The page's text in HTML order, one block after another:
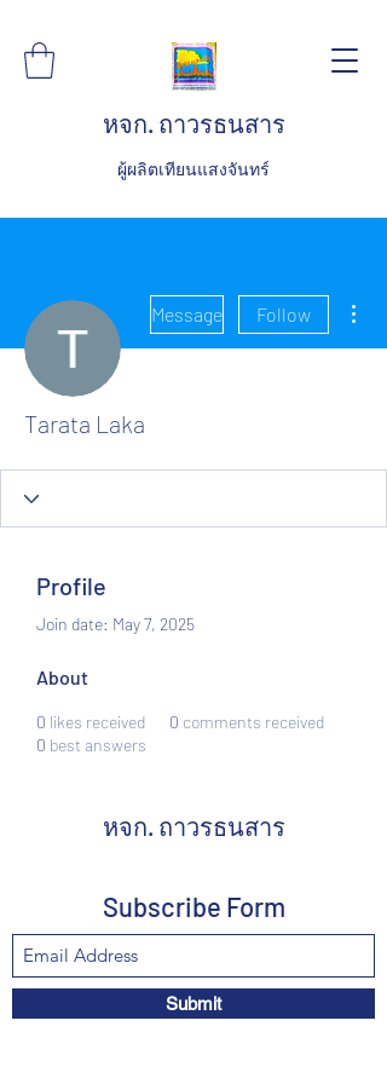
หจก. ถาวรธนสาร
ผู้ผลิตเทียนแสงจันทร์
Message Follow
Tarata Laka
Profile
Join date: May 7, 2025
About
0 likes received 0 comments received
0 best answers
หจก. ถาวรธนสาร
Subscribe Form
Submit